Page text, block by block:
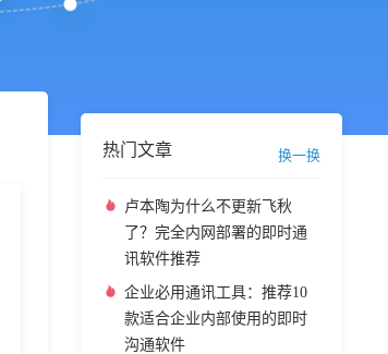
热门文章 换一换
卢本陶为什么不更新飞秋
了？完全内网部署的即时通
讯软件推荐
企业必用通讯工具：推荐10
款适合企业内部使用的即时
沟通软件